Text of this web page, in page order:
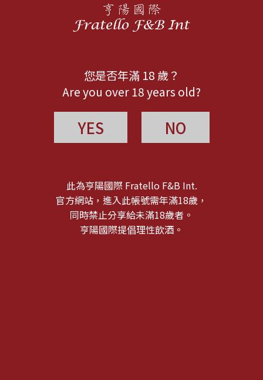
您是否年滿 18 歲？
Are you over 18 years old?
YES NO
此為亨陽國際 Fratello F&B Int.
官方網站，進入此帳號需年滿18歲，
同時禁止分享給未滿18歲者。
亨陽國際提倡理性飲酒。